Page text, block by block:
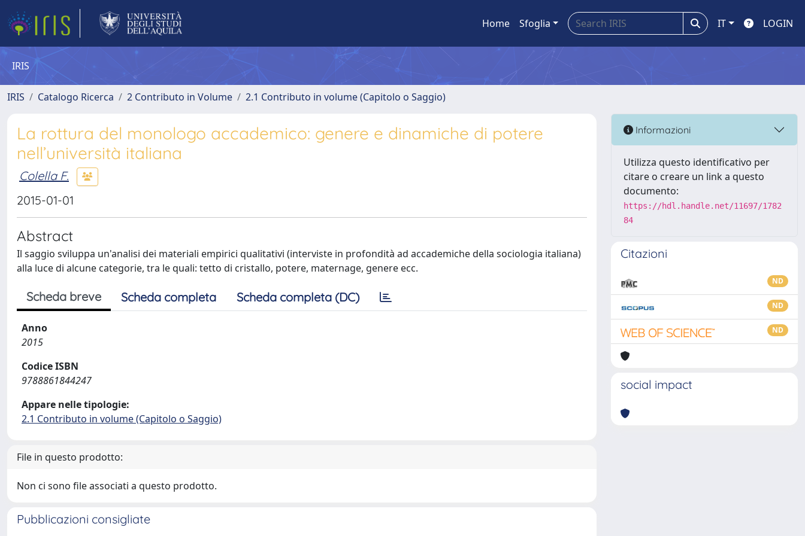
Home Sfoglia IT LOGIN
IRIS
IRIS Catalogo Ricerca 2 Contributo in Volume 2.1 Contributo in volume (Capitolo o Saggio)
La rottura del monologo accademico: genere e dinamiche di potere
nell’università italiana
Colella F.
2015-01-01
Abstract
Il saggio sviluppa un'analisi dei materiali empirici qualitativi (interviste in profondità ad accademiche della sociologia italiana)
alla luce di alcune categorie, tra le quali: tetto di cristallo, potere, maternage, genere ecc.
Scheda breve Scheda completa Scheda completa (DC)
Anno
2015
Codice ISBN
9788861844247
Appare nelle tipologie:
2.1 Contributo in volume (Capitolo o Saggio)
File in questo prodotto:
Non ci sono file associati a questo prodotto.
Pubblicazioni consigliate
Informazioni
Utilizza questo identificativo per
citare o creare un link a questo
documento:
https://hdl.handle.net/11697/1782
84
Citazioni
ND
ND
ND
social impact